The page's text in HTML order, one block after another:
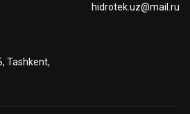
hidrotek.uz@mail.ru
Tashkent,